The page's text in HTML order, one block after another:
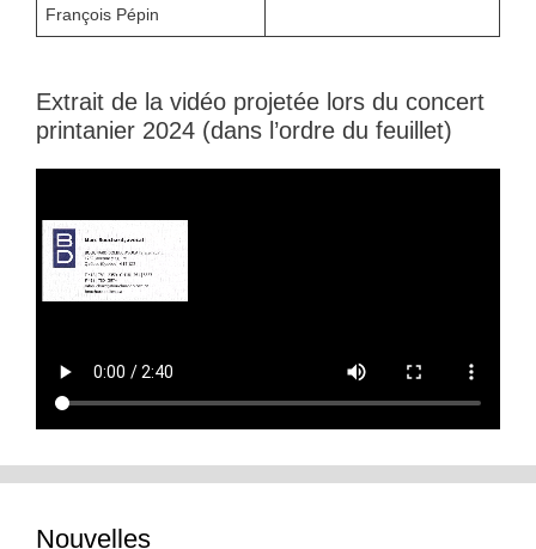
François Pépin
Extrait de la vidéo projetée lors du concert
printanier 2024 (dans l’ordre du feuillet)
Nouvelles